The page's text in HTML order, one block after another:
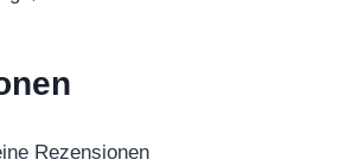
Rezensionen